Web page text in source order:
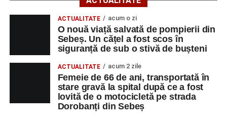
SNUAU 112, cu privire la producerea unui eveniment
rutier soldat cu victime.
La fața locului s-au deplasat polițiștii rutieri, care au
stabilit că un bărbat de 53 de ani, din Sebeș, conducea o
motocicletă pe direcția Daia Română – Sebeș. Acesta ar
fi surprins și accidentat o femeie de 66 de ani, din Sebeș,
care traversa strada printr-un loc nepermis.
În urma impactului, femeia a suferit leziuni corporale
ACTUALITATE acum o zi
O nouă viață salvată de pompierii din
Sebeș. Un cățel a fost scos în
siguranță de sub o stivă de bușteni
ACTUALITATE acum 2 zile
Femeie de 66 de ani, transportată în
stare gravă la spital după ce a fost
lovită de o motocicletă pe strada
Dorobanți din Sebeș